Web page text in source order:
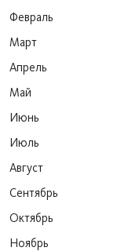
Февраль
Март
Апрель
Май
Июнь
Июль
Август
Сентябрь
Октябрь
Ноябрь